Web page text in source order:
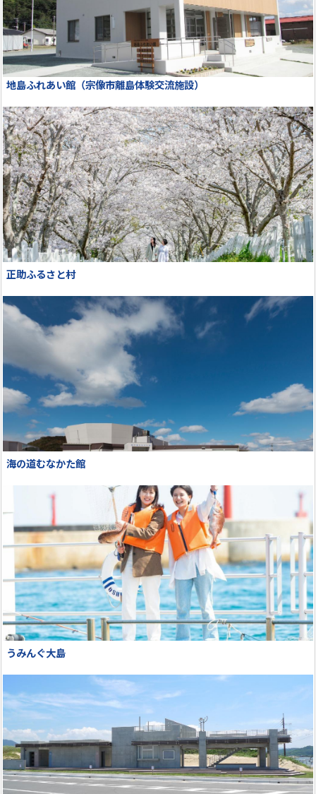
地島ふれあい館（宗像市離島体験交流施設）
正助ふるさと村
海の道むなかた館
うみんぐ大島